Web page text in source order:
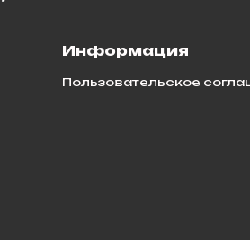
Информация
Пользовательское